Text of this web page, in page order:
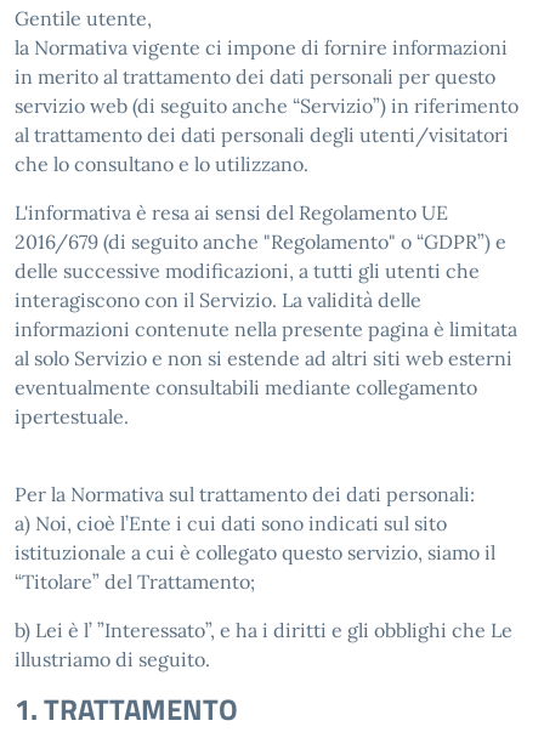
Gentile utente,
la Normativa vigente ci impone di fornire informazioni
in merito al trattamento dei dati personali per questo
servizio web (di seguito anche “Servizio”) in riferimento
al trattamento dei dati personali degli utenti/visitatori
che lo consultano e lo utilizzano.
L'informativa è resa ai sensi del Regolamento UE
2016/679 (di seguito anche "Regolamento" o “GDPR”) e
delle successive modificazioni, a tutti gli utenti che
interagiscono con il Servizio. La validità delle
informazioni contenute nella presente pagina è limitata
al solo Servizio e non si estende ad altri siti web esterni
eventualmente consultabili mediante collegamento
ipertestuale.
Per la Normativa sul trattamento dei dati personali:
a) Noi, cioè l’Ente i cui dati sono indicati sul sito
istituzionale a cui è collegato questo servizio, siamo il
“Titolare” del Trattamento;
b) Lei è l’ ”Interessato”, e ha i diritti e gli obblighi che Le
illustriamo di seguito.
1. TRATTAMENTO